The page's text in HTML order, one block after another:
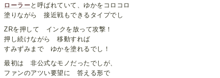
ローラー と呼ばれていて、ゆかをコロコロ
塗りながら 接近戦もできるタイプでし
ZRを押して インクを放って攻撃！
押し続けながら 移動すれば
すみずみまで ゆかを塗れるでし！
最初は 非公式なモノだったでしが、
ファンのアツい要望に 答える形で